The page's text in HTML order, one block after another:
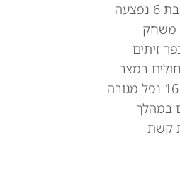
הזמנים: ילדה כבת 6 נפצעה
משחק
זיתים
במצב
בינוני | נער בן 16 נפל מגובה
במהלך
קשת